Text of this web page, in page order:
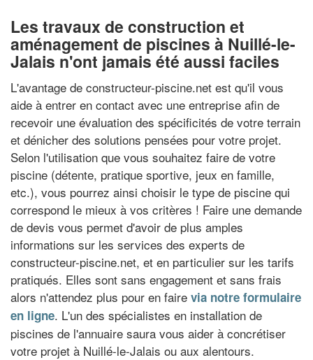
Les travaux de construction et
aménagement de piscines à Nuillé-le-
Jalais n'ont jamais été aussi faciles
L'avantage de constructeur-piscine.net est qu'il vous
aide à entrer en contact avec une entreprise afin de
recevoir une évaluation des spécificités de votre terrain
et dénicher des solutions pensées pour votre projet.
Selon l'utilisation que vous souhaitez faire de votre
piscine (détente, pratique sportive, jeux en famille,
etc.), vous pourrez ainsi choisir le type de piscine qui
correspond le mieux à vos critères ! Faire une demande
de devis vous permet d'avoir de plus amples
informations sur les services des experts de
constructeur-piscine.net, et en particulier sur les tarifs
pratiqués. Elles sont sans engagement et sans frais
alors n'attendez plus pour en faire via notre formulaire
en ligne. L'un des spécialistes en installation de
piscines de l'annuaire saura vous aider à concrétiser
votre projet à Nuillé-le-Jalais ou aux alentours.